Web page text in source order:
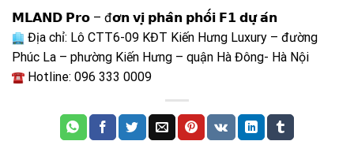
𝗠𝗟𝗔𝗡𝗗 𝗣𝗿𝗼 – đ𝗼̛𝗻 𝘃𝗶̣ 𝗽𝗵𝗮̂𝗻 𝗽𝗵𝗼̂́𝗶 𝗙𝟭 𝗱𝘂̛̣ 𝗮́𝗻
Địa chỉ: Lô CTT6-09 KĐT Kiến Hưng Luxury – đường
Phúc La – phường Kiến Hưng – quận Hà Đông- Hà Nội
Hotline: 096 333 0009